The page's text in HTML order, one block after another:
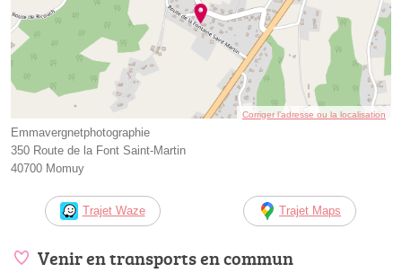
Corriger l’adresse ou la localisation
Emmavergnetphotographie
350 Route de la Font Saint-Martin
40700 Momuy
Trajet Waze Trajet Maps
Venir en transports en commun